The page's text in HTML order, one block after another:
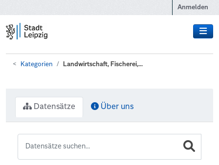
Anmelden
Kategorien Landwirtschaft, Fischerei,...
Datensätze Über uns